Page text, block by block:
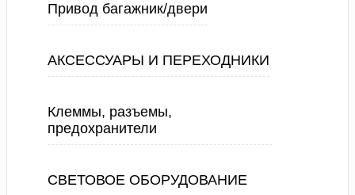
Привод багажник/двери
АКСЕССУАРЫ И ПЕРЕХОДНИКИ
Клеммы, разъемы,
предохранители
СВЕТОВОЕ ОБОРУДОВАНИЕ